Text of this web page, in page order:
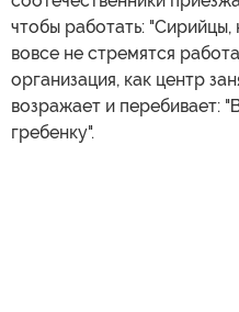
чтобы работать:
вовсе не стремятся
организация, как центр
возражает и перебивает:
гребенку".